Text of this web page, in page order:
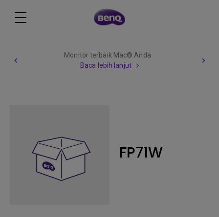
Monitor terbaik Mac® Anda
Baca lebih lanjut
FP71W